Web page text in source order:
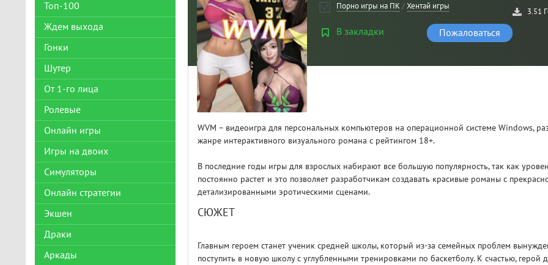
3.51
Порно игры на ПК/Хентай игры
В закладки Пожаловаться
WVM – видеоигра для персональных компьютеров на операционной системе Windows,
жанре интерактивного визуального романа с рейтингом 18+.
В последние годы игры для взрослых набирают все большую популярность, так как
постоянно растет и это позволяет разработчикам создавать красивые романы с
детализированными эротическими сценами.
СЮЖЕТ
Главным героем станет ученик средней школы, который из-за семейных проблем
поступить в новую школу с углубленными тренировками по баскетболу. К счастью, герой
Топ-100
Ждем выхода
Гонки
Шутер
От 1-го лица
Ролевые
Онлайн игры
Игры на двоих
Симуляторы
Онлайн стратегии
Экшен
Драки
Аркады